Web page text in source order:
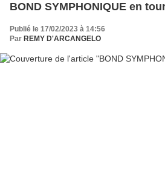
BOND SYMPHONIQUE en
Publié le 17/02/2023 à 14:56
Par REMY D'ARCANGELO